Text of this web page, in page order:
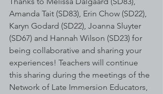
Amanda Tait (SD83), Erin Chow (SD22),
Karyn Godard (SD22), Joanna Sluyter
(SD67) and Hannah Wilson (SD23) for
being collaborative and sharing your
experiences! Teachers will continue
this sharing during the meetings of the
Network of Late Immersion Educators,